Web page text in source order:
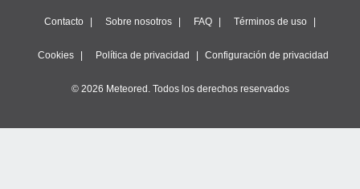
Contacto Sobre nosotros FAQ Términos de uso
Cookies Política de privacidad Configuración de privacidad
© 2026 Meteored. Todos los derechos reservados